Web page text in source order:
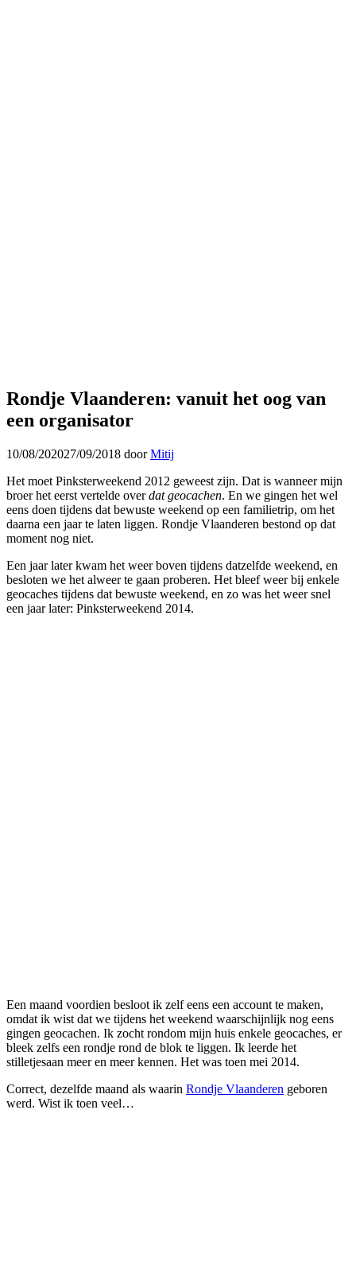
Rondje Vlaanderen: vanuit het oog van
een organisator
10/08/202027/09/2018 doorMitij
Het moet Pinksterweekend 2012 geweest zijn. Dat is wanneer mijn
broer het eerst vertelde overdat geocachen. En we gingen het wel
eens doen tijdens dat bewuste weekend op een familietrip, om het
daarna een jaar te laten liggen. Rondje Vlaanderen bestond op dat
moment nog niet.
Een jaar later kwam het weer boven tijdens datzelfde weekend, en
besloten we het alweer te gaan proberen. Het bleef weer bij enkele
geocaches tijdens dat bewuste weekend, en zo was het weer snel
een jaar later: Pinksterweekend 2014.
Een maand voordien besloot ik zelf eens een account te maken,
omdat ik wist dat we tijdens het weekend waarschijnlijk nog eens
gingen geocachen. Ik zocht rondom mijn huis enkele geocaches, er
bleek zelfs een rondje rond de blok te liggen. Ik leerde het
stilletjesaan meer en meer kennen. Het was toen mei 2014.
Correct, dezelfde maand als waarin Rondje Vlaanderen geboren
werd. Wist ik toen veel…